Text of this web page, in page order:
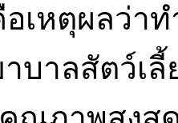
เหตุผลว่า
บาลสัตว์เ